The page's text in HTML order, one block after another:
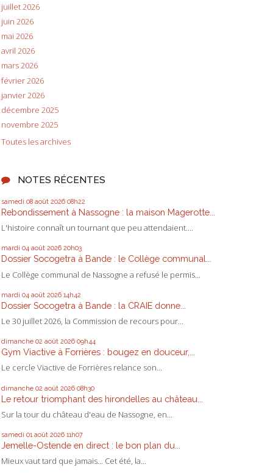
juillet 2026
juin 2026
mai 2026
avril 2026
mars 2026
février 2026
janvier 2026
décembre 2025
novembre 2025
Toutes les archives
NOTES RÉCENTES
samedi 08 août 2026 08h22
Rebondissement à Nassogne : la maison Magerotte...
L'histoire connaît un tournant que peu attendaient....
mardi 04 août 2026 20h03
Dossier Socogetra à Bande : le Collège communal...
Le Collège communal de Nassogne a refusé le permis...
mardi 04 août 2026 14h42
Dossier Socogetra à Bande : la CRAIE donne...
Le 30 juillet 2026, la Commission de recours pour...
dimanche 02 août 2026 09h44
Gym Viactive à Forrières : bougez en douceur,...
Le cercle Viactive de Forrières relance son...
dimanche 02 août 2026 08h30
Le retour triomphant des hirondelles au château...
Sur la tour du château d'eau de Nassogne, en...
samedi 01 août 2026 11h07
Jemelle-Ostende en direct : le bon plan du...
Mieux vaut tard que jamais... Cet été, la...